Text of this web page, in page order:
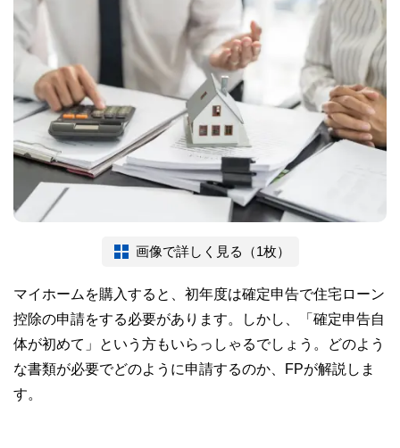
画像で詳しく見る（1枚）
マイホームを購入すると、初年度は確定申告で住宅ローン
控除の申請をする必要があります。しかし、「確定申告自
体が初めて」という方もいらっしゃるでしょう。どのよう
な書類が必要でどのように申請するのか、FPが解説しま
す。